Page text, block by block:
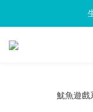
加入
魷魚遊戲